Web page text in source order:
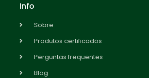
Info
Sobre
Produtos certificados
Perguntas frequentes
Blog